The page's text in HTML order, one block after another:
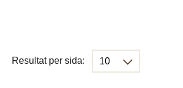
Resultat per sida: